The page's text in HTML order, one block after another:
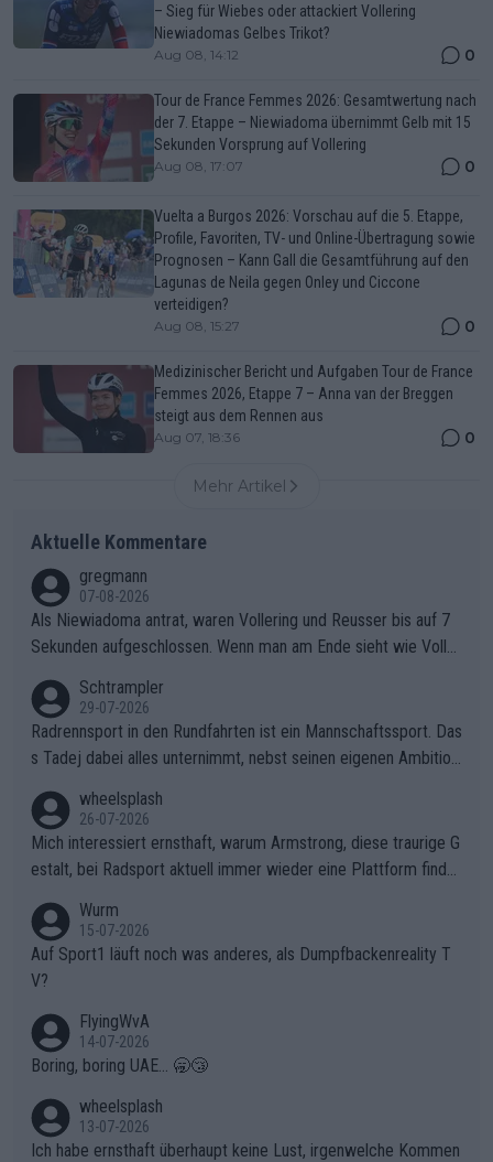
– Sieg für Wiebes oder attackiert Vollering
Niewiadomas Gelbes Trikot?
Aug 08, 14:12 0
Tour de France Femmes 2026: Gesamtwertung nach
der 7. Etappe – Niewiadoma übernimmt Gelb mit 15
Sekunden Vorsprung auf Vollering
Aug 08, 17:07 0
Vuelta a Burgos 2026: Vorschau auf die 5. Etappe,
Profile, Favoriten, TV- und Online-Übertragung sowie
Prognosen – Kann Gall die Gesamtführung auf den
Lagunas de Neila gegen Onley und Ciccone
verteidigen?
Aug 08, 15:27 0
Medizinischer Bericht und Aufgaben Tour de France
Femmes 2026, Etappe 7 – Anna van der Breggen
steigt aus dem Rennen aus
Aug 07, 18:36 0
Mehr Artikel
Aktuelle Kommentare
gregmann
07-08-2026
Als Niewiadoma antrat, waren Vollering und Reusser bis auf 7
Sekunden aufgeschlossen. Wenn man am Ende sieht wie Voller
ering die 7 Sekunden zu Niewiadoma nicht geschlossen hat un
d den Abstand hat anwachsen lassen. Ein schwerer taktischer
Fehler, der den Tour Sieg kosten wird.Diese Beobachtung trifft
Zögerlichkeit von Demi Vollering in diesem Moment war das e
ntscheidende Puzzleteil, das Katarzyna Niewiadoma die Tür z
um Gelben Trikot geöffnet hat.Das taktische Dilemma am Mon
t VentouxDie psychologische Falle: Vollering spekulierte in die
ser Phase darauf, dass Marlen Reusser im Gelben Trikot die N
achführarbeit leistet, um ihre Gesamtführung zu verteidigen.De
r Pokereinsatz: Anstatt die verbleibenden 7 Sekunden sofort s
elbst zuzufahren, verließ sich Vollering zu lange auf die Tempo
arbeit anderer.Niewiadomas Momentum: Niewiadoma nutzte g
enau diese Uneinigkeit im Verfolgerfeld, um ihren Rhythmus zu
finden und den Vorsprung in der gnadenlosen Windpassage de
s Berges kontinuierlich auszubauen.Die Quittung im FinaleReus
sers Einbruch: Erst als Reusser komplett einbrach, übernahm V
ollering die Initiative.Zu spätes Erwachen: Zu diesem Zeitpunkt
Schtrampler
29-07-2026
Radrennsport in den Rundfahrten ist ein Mannschaftssport. Das
s Tadej dabei alles unternimmt, nebst seinen eigenen Ambition
ganze Team auch mental stark zu machen und konkret am Erf
olg teilzuhaben, ist ihm ganz hoch anzurechnen. Das ist ein Zei
chen weit über den Radsport hinaus.
wheelsplash
26-07-2026
Mich interessiert ernsthaft, warum Armstrong, diese traurige G
estalt, bei Radsport aktuell immer wieder eine Plattform finde
Wurm
15-07-2026
Auf Sport1 läuft noch was anderes, als Dumpfbackenreality T
V?
FlyingWvA
14-07-2026
Boring, boring UAE... 🥱😴
wheelsplash
13-07-2026
Ich habe ernsthaft überhaupt keine Lust, irgenwelche Kommen